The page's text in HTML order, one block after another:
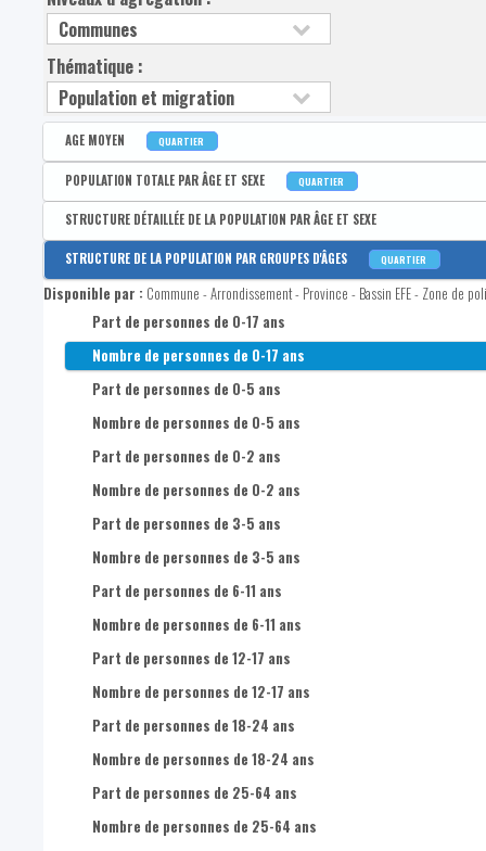
Thématique :
AGE MOYEN QUARTIER
Disponible par :Commune - Arrondissement - Province - Bassin EFE - Zone de
Age moyen de la population
POPULATION TOTALE PAR ÂGE ET SEXE QUARTIER
Disponible par :Commune - Arrondissement - Province - Bassin EFE - Zone de
Population totale
Nombre d'hommes dans la population totale
Nombre de femmes dans la population totale
Part d'hommes dans la population totale
Part de femmes dans la population totale
Nombre d'hommes de 0-17 ans dans la population totale
Nombre d'hommes de 18-24 ans dans la population totale
Nombre d'hommes de 25-49 ans dans la population totale
Nombre d'hommes de 50-64 ans dans la population totale
Nombre d'hommes de 65 ans + dans la population totale
Nombre de femmes de 0-17 ans dans la population totale
Nombre de femmes de 18-24 ans dans la population totale
Nombre de femmes de 25-49 ans dans la population totale
Nombre de femmes de 50-64 ans dans la population totale
Nombre de femmes de 65 ans + dans la population totale
STRUCTURE DÉTAILLÉE DE LA POPULATION PAR ÂGE ET SEXE
Disponible par :Commune
Nombre de femmes de 0 à 2 ans
Nombre de femmes de 3 à 5 ans
Nombre de femmes de 6 à 11 ans
Nombre de femmes de 12 à 17 ans
Nombre de femmes de 18 à 29 ans
Nombre d'hommes de 0 à 2 ans
Nombre d'hommes de 3 à 5 ans
Nombre d'hommes de 6 à 11 ans
Nombre d'hommes de 12 à 17 ans
Nombre d'hommes de 18 à 29 ans
Nombre de femmes de 0 à 4 ans
Nombre de femmes de 5 à 9 ans
Nombre de femmes de 10 à 14 ans
Nombre de femmes de 15 à 19 ans
Nombre de femmes de 20 à 24 ans
Nombre de femmes de 25 à 29 ans
Nombre de femmes de 30 à 34 ans
STRUCTURE DE LA POPULATION PAR GROUPES D'ÂGES QUARTIER
Disponible par : Commune - Arrondissement - Province - Bassin EFE - Zone de
Part de personnes de 0-17 ans
Nombre de personnes de 0-17 ans
Part de personnes de 0-5 ans
Nombre de personnes de 0-5 ans
Part de personnes de 0-2 ans
Nombre de personnes de 0-2 ans
Part de personnes de 3-5 ans
Nombre de personnes de 3-5 ans
Part de personnes de 6-11 ans
Nombre de personnes de 6-11 ans
Part de personnes de 12-17 ans
Nombre de personnes de 12-17 ans
Part de personnes de 18-24 ans
Nombre de personnes de 18-24 ans
Part de personnes de 25-64 ans
Nombre de personnes de 25-64 ans